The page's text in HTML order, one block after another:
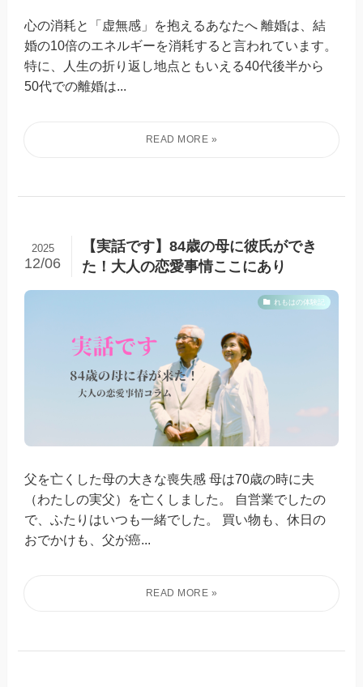
心の消耗と「虚無感」を抱えるあなたへ 離婚は、結
婚の10倍のエネルギーを消耗すると言われています。
特に、人生の折り返し地点ともいえる40代後半から
50代での離婚は...
【実話です】84歳の母に彼氏ができ
た！大人の恋愛事情ここにあり
2025
12/06
れもはの体験記
父を亡くした母の大きな喪失感 母は70歳の時に夫
（わたしの実父）を亡くしました。 自営業でしたの
で、ふたりはいつも一緒でした。 買い物も、休日の
おでかけも、父が癌...